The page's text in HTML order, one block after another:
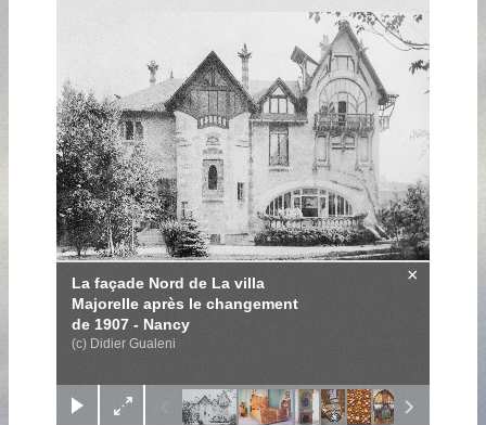
La façade Nord de La villa
Majorelle après le changement
de 1907 - Nancy
(c) Didier Gualeni
×